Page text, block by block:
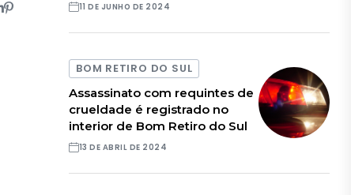
11 DE JUNHO DE 2024
BOM RETIRO DO SUL
Assassinato com requintes de
crueldade é registrado no
interior de Bom Retiro do Sul
13 DE ABRIL DE 2024